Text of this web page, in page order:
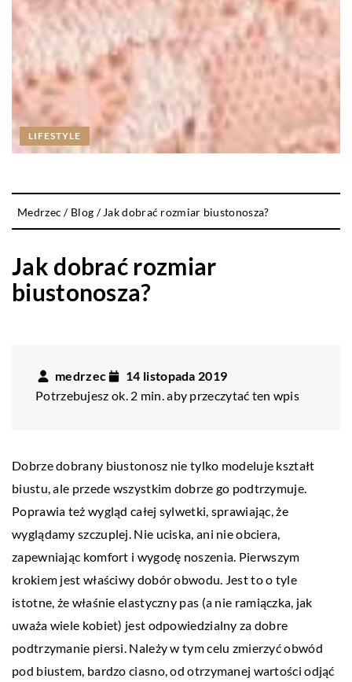
LIFESTYLE
Medrzec / Blog / Jak dobrać rozmiar biustonosza?
Jak dobrać rozmiar
biustonosza?
medrzec
14 listopada 2019
Potrzebujesz ok. 2 min. aby przeczytać ten wpis
Dobrze dobrany biustonosz nie tylko modeluje kształt
biustu, ale przede wszystkim dobrze go podtrzymuje.
Poprawia też wygląd całej sylwetki, sprawiając, że
wyglądamy szczuplej. Nie uciska, ani nie obciera,
zapewniając komfort i wygodę noszenia. Pierwszym
krokiem jest właściwy dobór obwodu. Jest to o tyle
istotne, że właśnie elastyczny pas (a nie ramiączka, jak
uważa wiele kobiet) jest odpowiedzialny za dobre
podtrzymanie piersi. Należy w tym celu zmierzyć obwód
pod biustem, bardzo ciasno, od otrzymanej wartości odjąć